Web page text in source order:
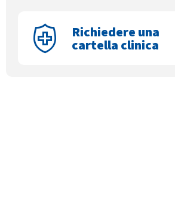
Richiedere una
cartella clinica